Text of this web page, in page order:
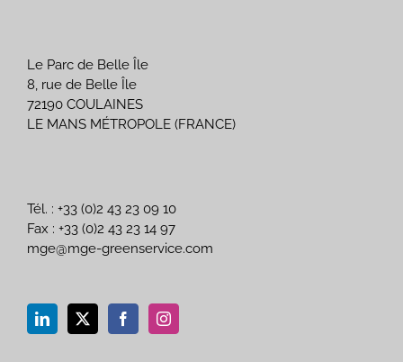
Le Parc de Belle Île
8, rue de Belle Île
72190 COULAINES
LE MANS MÉTROPOLE (FRANCE)
Tél. : +33 (0)2 43 23 09 10
Fax : +33 (0)2 43 23 14 97
mge@mge-greenservice.com